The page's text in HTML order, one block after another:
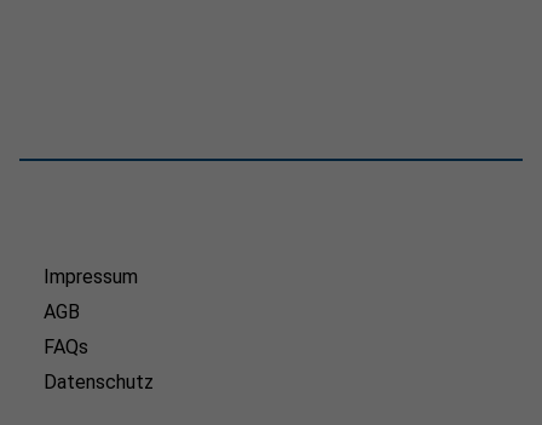
Impressum
AGB
FAQs
Datenschutz